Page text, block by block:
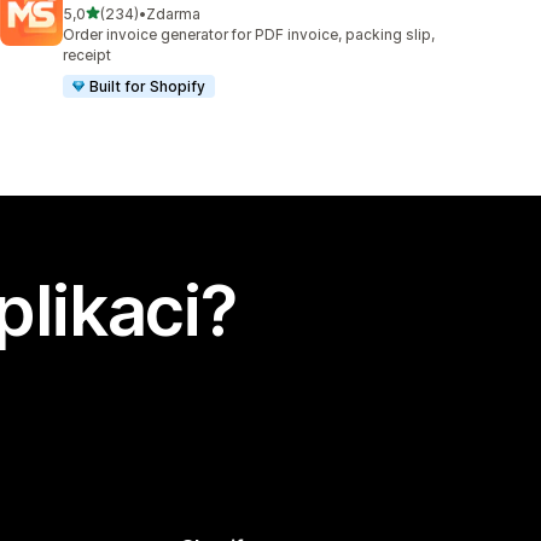
5,0z 5 hvězd
(234)
Celkový počet recenzí: 234
•Zdarma
Order invoice generator for PDF invoice, packing slip,
receipt
Built for Shopify